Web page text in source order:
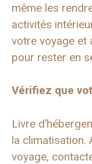
même les
activités
votre voyage et
pour rester en
Vérifiez que
Livre
la climatisation.
voyage,